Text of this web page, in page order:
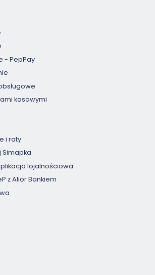
- PepPay
kasowymi
i raty
Simapka
lojalnościowa
z Alior Bankiem